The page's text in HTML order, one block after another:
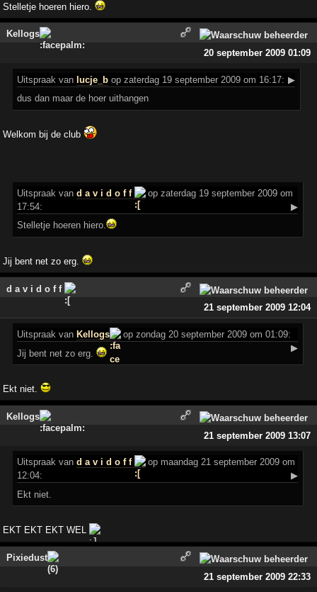
Stelletje hoeren hiero.
Kellogs
20 september 2009 01:09
Uitspraak van lucje_b op zaterdag 19 september 2009 om 16:17: ▶
dus dan maar de hoer uithangen
Welkom bij de club
Uitspraak vand a v i d o f f
op zaterdag 19 september 2009 om
17:54:
▶
Stelletje hoeren hiero.
Jij bent net zo erg.
d a v i d o f f
21 september 2009 12:04
Uitspraak van Kellogs
op zondag 20 september 2009 om 01:09:
▶
Jij bent net zo erg.
Ekt niet.
Kellogs
21 september 2009 13:07
Uitspraak vand a v i d o f f
op maandag 21 september 2009 om
12:04:
▶
Ekt niet.
EKT EKT EKT WEL
Pixiedust
21 september 2009 22:33